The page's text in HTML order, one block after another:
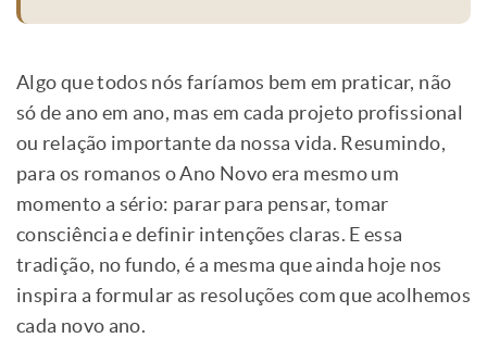
Algo que todos nós faríamos bem em praticar, não
só de ano em ano, mas em cada projeto profissional
ou relação importante da nossa vida. Resumindo,
para os romanos o Ano Novo era mesmo um
momento a sério: parar para pensar, tomar
consciência e definir intenções claras. E essa
tradição, no fundo, é a mesma que ainda hoje nos
inspira a formular as resoluções com que acolhemos
cada novo ano.